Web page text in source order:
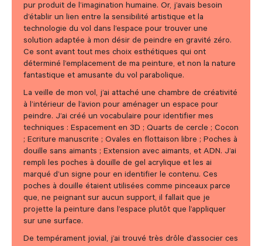
pur produit de l’imagination humaine. Or, j’avais besoin
d’établir un lien entre la sensibilité artistique et la
technologie du vol dans l’espace pour trouver une
solution adaptée à mon désir de peindre en gravité zéro.
Ce sont avant tout mes choix esthétiques qui ont
déterminé l’emplacement de ma peinture, et non la nature
fantastique et amusante du vol parabolique.
La veille de mon vol, j’ai attaché une chambre de créativité
à l’intérieur de l’avion pour aménager un espace pour
peindre. J’ai créé un vocabulaire pour identifier mes
techniques : Espacement en 3D ; Quarts de cercle ; Cocon
; Ecriture manuscrite ; Ovales en flottaison libre ; Poches à
douille sans aimants ; Extension avec aimants, et ADN. J’ai
rempli les poches à douille de gel acrylique et les ai
marqué d’un signe pour en identifier le contenu. Ces
poches à douille étaient utilisées comme pinceaux parce
que, ne peignant sur aucun support, il fallait que je
projette la peinture dans l’espace plutôt que l’appliquer
sur une surface.
De tempérament jovial, j’ai trouvé très drôle d’associer ces